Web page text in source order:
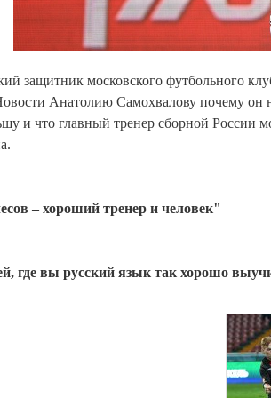
защитник московского футбольного
Анатолию Самохвалову почему он
и что главный тренер сборной России
– хороший тренер и человек"
где вы русский язык так хорошо